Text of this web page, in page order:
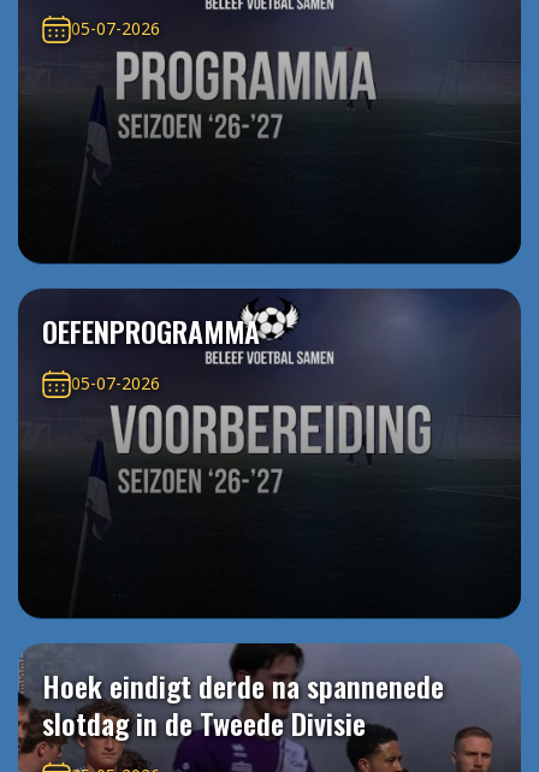
05-07-2026
OEFENPROGRAMMA
05-07-2026
Hoek eindigt derde na spannenede
slotdag in de Tweede Divisie